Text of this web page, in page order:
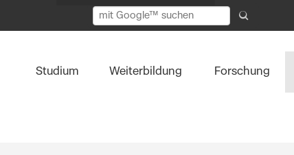
Studium Weiterbildung Forschung